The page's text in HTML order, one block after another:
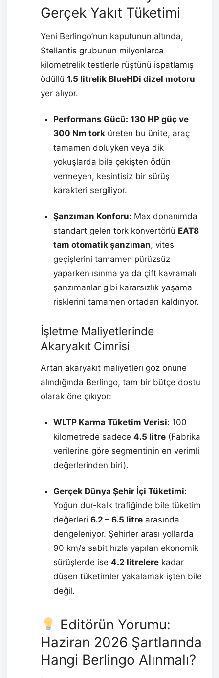
Gerçek Yakıt Tüketimi
Yeni Berlingo’nun kaputunun altında,
Stellantis grubunun milyonlarca
kilometrelik testlerle rüştünü ispatlamış
ödüllü 1.5 litrelik BlueHDi dizel motoru
yer alıyor.
Performans Gücü: 130 HP güç ve
300 Nm torküreten bu ünite, araç
tamamen doluyken veya dik
yokuşlarda bile çekişten ödün
vermeyen, kesintisiz bir sürüş
karakteri sergiliyor.
Şanzıman Konforu: Max donanımda
standart gelen tork konvertörlü EAT8
tam otomatik şanzıman, vites
geçişlerini tamamen pürüzsüz
yaparken ısınma ya da çift kavramalı
şanzımanlar gibi kararsızlık yaşama
risklerini tamamen ortadan kaldırıyor.
İşletme Maliyetlerinde
Akaryakıt Cimrisi
Artan akaryakıt maliyetleri göz önüne
alındığında Berlingo, tam bir bütçe dostu
olarak öne çıkıyor:
WLTP Karma Tüketim Verisi: 100
kilometrede sadece 4.5 litre(Fabrika
verilerine göre segmentinin en verimli
değerlerinden biri).
Gerçek Dünya Şehir İçi Tüketimi:
Yoğun dur-kalk trafiğinde bile tüketim
değerleri 6.2 – 6.5 litrearasında
dengeleniyor. Şehirler arası yollarda
90 km/s sabit hızla yapılan ekonomik
sürüşlerde ise 4.2 litrelerekadar
düşen tüketimler yakalamak işten bile
değil.
Editörün Yorumu:
Haziran 2026 Şartlarında
Hangi Berlingo Alınmalı?